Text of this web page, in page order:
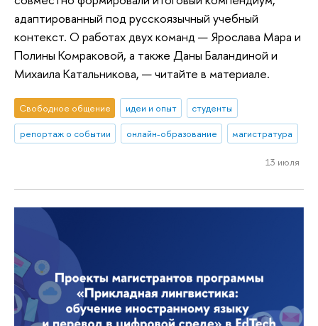
адаптированный под русскоязычный учебный
контекст. О работах двух команд — Ярослава Мара и
Полины Комраковой, а также Даны Баландиной и
Михаила Катальникова, — читайте в материале.
Свободное общение идеи и опыт
студенты
репортаж о событии
онлайн-образование магистратура
13 июля